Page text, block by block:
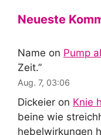
Neueste
Name on Pump
Zeit.”
Aug. 7, 03:06
Dickeier on Knie
beine wie
hebelwirkungen